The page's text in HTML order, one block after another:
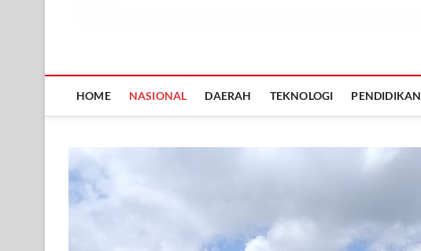
HOME NASIONAL DAERAH TEKNOLOGI PENDIDIKAN